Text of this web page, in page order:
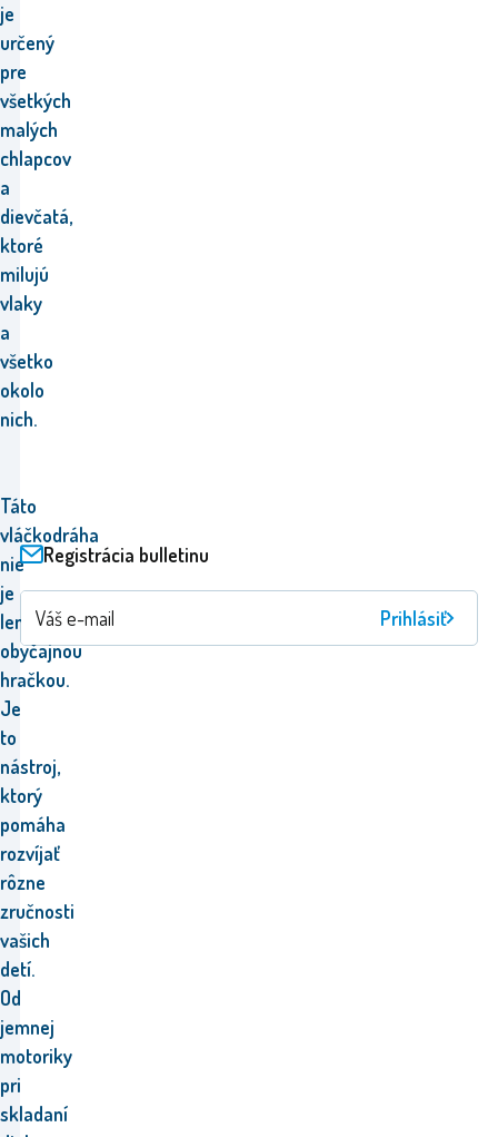
je
určený
pre
všetkých
malých
chlapcov
a
dievčatá,
ktoré
milujú
vlaky
a
všetko
okolo
nich.
Táto
vláčkodráha
nie
je
len
obyčajnou
hračkou.
Je
to
nástroj,
ktorý
pomáha
rozvíjať
rôzne
zručnosti
vašich
detí.
Od
jemnej
motoriky
pri
skladaní
Registrácia bulletinu
Prihlásiť